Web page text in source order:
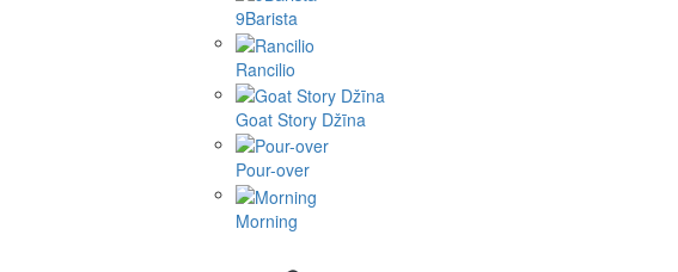
9Barista
Rancilio
Goat Story Džīna
Pour-over
Morning